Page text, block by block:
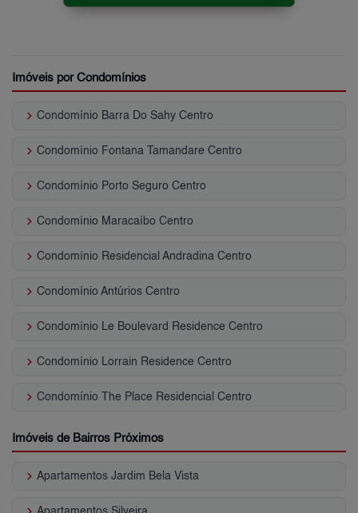
Imóveis por Condomínios
keyboard_arrow_right Condomínio Barra Do Sahy Centro
keyboard_arrow_right Condomínio Fontana Tamandare Centro
keyboard_arrow_right Condomínio Porto Seguro Centro
keyboard_arrow_right Condomínio Maracaíbo Centro
keyboard_arrow_right Condomínio Residencial Andradina Centro
keyboard_arrow_right Condomínio Antúrios Centro
keyboard_arrow_right Condomínio Le Boulevard Residence Centro
keyboard_arrow_right Condomínio Lorrain Residence Centro
keyboard_arrow_right Condomínio The Place Residencial Centro
Imóveis de Bairros Próximos
keyboard_arrow_right Apartamentos Jardim Bela Vista